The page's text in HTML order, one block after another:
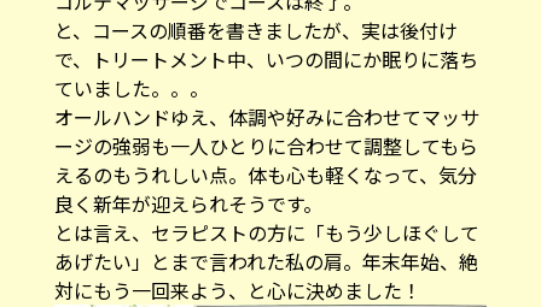
と、コースの順番を書きましたが、実は後付け
で、トリートメント中、いつの間にか眠りに落ち
ていました。。。
オールハンドゆえ、体調や好みに合わせてマッサ
ージの強弱も一人ひとりに合わせて調整してもら
えるのもうれしい点。体も心も軽くなって、気分
良く新年が迎えられそうです。
とは言え、セラピストの方に「もう少しほぐして
あげたい」とまで言われた私の肩。年末年始、絶
対にもう一回来よう、と心に決めました！